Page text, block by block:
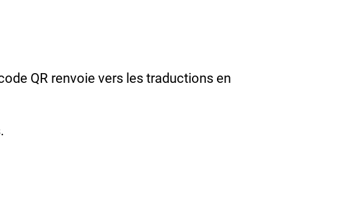
QR renvoie vers les traductions en